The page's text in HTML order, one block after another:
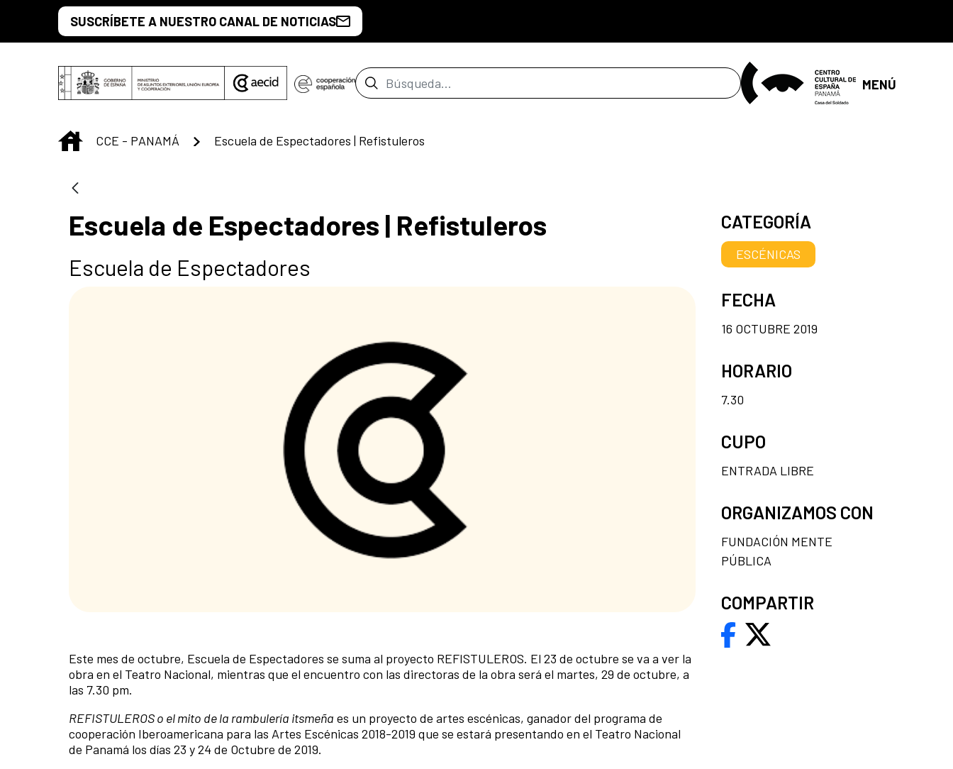
Saltar al contenido principal
SUSCRÍBETE A NUESTRO CANAL DE NOTICIAS
Barra de búsqueda MENÚ
INICIO
CCE - PANAMÁ Escuela de Espectadores | Refistuleros
Escuela de Espectadores | Refistuleros
Escuela de Espectadores
Este mes de octubre, Escuela de Espectadores se suma al proyecto REFISTULEROS. El 23 de octubre se va a ver la
obra en el Teatro Nacional, mientras que el encuentro con las directoras de la obra será el martes, 29 de octubre, a
las 7.30 pm.
REFISTULEROS o el mito de la rambulería itsmeña es un proyecto de artes escénicas, ganador del programa de
cooperación Iberoamericana para las Artes Escénicas 2018-2019 que se estará presentando en el Teatro Nacional
de Panamá los días 23 y 24 de Octubre de 2019.
CATEGORÍA
ESCÉNICAS
FECHA
16 OCTUBRE 2019
HORARIO
7.30
CUPO
ENTRADA LIBRE
ORGANIZAMOS CON
FUNDACIÓN MENTE
PÚBLICA
COMPARTIR